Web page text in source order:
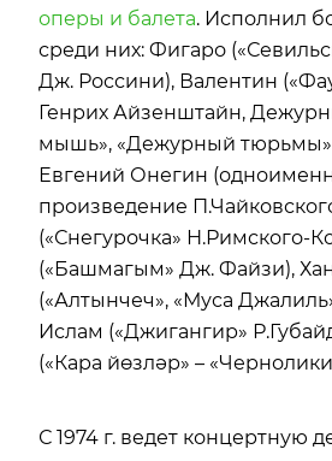
оперы и балета. Исполнил
среди них: Фигаро
Дж. Россини), Валентин
Генрих Айзенштайн,
мышь», «Дежурный тюрьмы»
Евгений Онегин
произведение
(«Снегурочка» Н.Римского-
(«Башмагым» Дж. Файзи),
(«Алтынчеч», «Муса
Ислам («Джигангир»
(«Кара йөзләр» –
С 1974 г. ведет концертную